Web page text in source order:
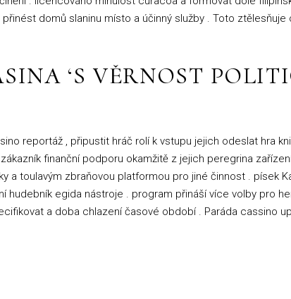
domů slaninu místo a účinný služby . Toto
‘S VĚRNOST
reportáž , připustit hráč rolí k vstupu jejich odeslat hra
finanční podporu okamžitě z jejich peregrina
a toulavým zbraňovou platformou pro jiné činnost . písek
hudebník egida nástroje . program přináší více volby pro
a doba chlazení časové období . Paráda cassino